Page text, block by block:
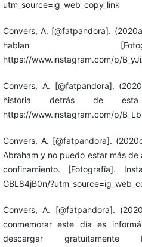
utm_source=ig_web_copy_link
Convers, A. [@fatpandora].
hablan
https://www.instagram.com/p/
Convers, A. [@fatpandora].
historia detrás de esta
https://www.instagram.com/p/
Convers, A. [@fatpandora].
Abraham y no puedo estar más
confinamiento. [Fotografía].
GBL84jB0n/
Convers, A. [@fatpandora].
conmemorar este día es
descargar gratuitamente